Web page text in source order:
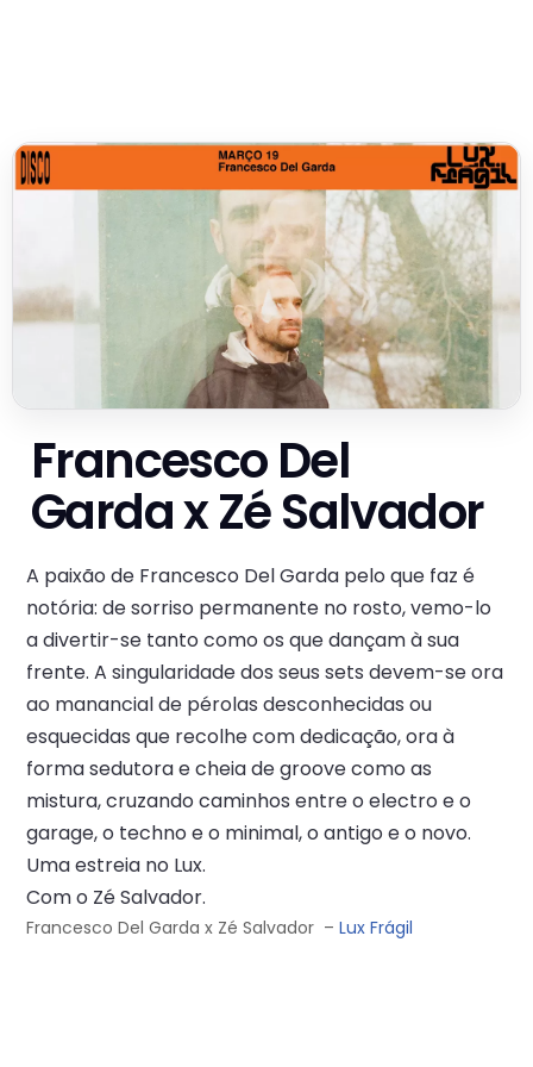
Francesco Del
Garda x Zé Salvador
A paixão de Francesco Del Garda pelo que faz é
notória: de sorriso permanente no rosto, vemo-lo
a divertir-se tanto como os que dançam à sua
frente. A singularidade dos seus sets devem-se ora
ao manancial de pérolas desconhecidas ou
esquecidas que recolhe com dedicação, ora à
forma sedutora e cheia de groove como as
mistura, cruzando caminhos entre o electro e o
garage, o techno e o minimal, o antigo e o novo.
Uma estreia no Lux.
Com o Zé Salvador.
Francesco Del Garda x Zé Salvador – Lux Frágil